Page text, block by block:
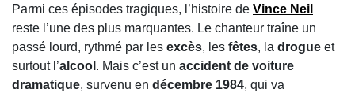
Parmi ces épisodes tragiques, l’histoire de Vince Neil
reste l’une des plus marquantes. Le chanteur traîne un
passé lourd, rythmé par les excès, les fêtes, la drogue et
surtout l’alcool . Mais c’est un accident de voiture
dramatique, survenu en décembre 1984, qui va